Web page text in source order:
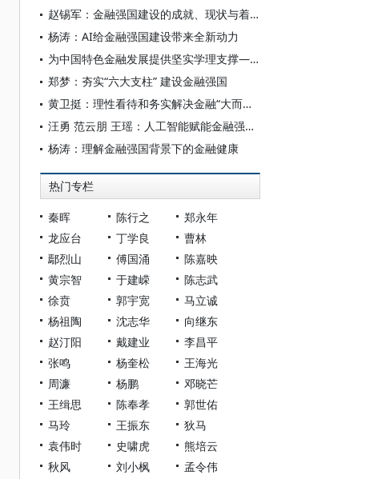
赵锡军：金融强国建设的成就、现状与着力点
杨涛：AI给金融强国建设带来全新动力
为中国特色金融发展提供坚实学理支撑——访中国人民大学国家金融研究院院长吴晓求
郑梦：夯实“六大支柱” 建设金融强国
黄卫挺：理性看待和务实解决金融“大而不强”问题
汪勇 范云朋 王瑶：人工智能赋能金融强国建设：理论逻辑、现实路径与风险挑战
杨涛：理解金融强国背景下的金融健康
热门专栏
秦晖 陈行之
郑永年
龙应台
丁学良
曹林
鄢烈山
傅国涌
陈嘉映
黄宗智
于建嵘
陈志武
徐贲
郭宇宽
马立诚
杨祖陶
沈志华
向继东
赵汀阳
戴建业
李昌平
张鸣
杨奎松
王海光
周濂
杨鹏
邓晓芒
王缉思
陈奉孝
郭世佑
马玲
王振东
狄马
袁伟时
史啸虎
熊培云
秋风
刘小枫
孟令伟